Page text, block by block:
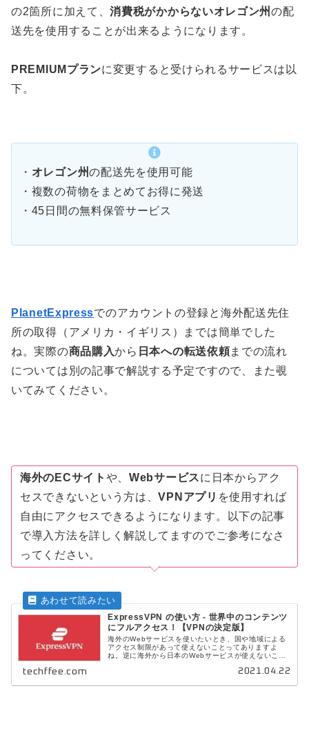
の2箇所に加えて、消費税がかからないオレゴン州の配
送先を使用することが出来るようになります。
PREMIUMプランに変更すると受けられるサービスは以
下。
・ オレゴン州の配送先を使用可能
・複数の荷物をまとめてお得に発送
・45日間の無料保管サービス
PlanetExpressでのアカウントの登録と海外配送先住
所の取得（アメリカ・イギリス）までは簡単でした
ね。実際の商品購入から 日本への転送依頼 までの流れ
については別の記事で解説する予定ですので、また覗
いてみてください。
海外のECサイト や、Webサービスに日本からアク
セスできないという方は、VPNアプリ を使用すれば
自由にアクセスできるようになります。以下の記事
で導入方法を詳しく解説してますのでご参考になさ
ってください。
ExpressVPN の使い方 - 世界中のコンテンツ
にフルアクセス！【VPNの決定版】
海外のWebサービスを使いたいとき、国や地域による
アクセス制限があって使えないことってありますよ
ね。逆に海外から日本のWebサービスが使えないこと
によりアクセス制限があるサービスでも、簡単安...
techffee.com 2021.04.22